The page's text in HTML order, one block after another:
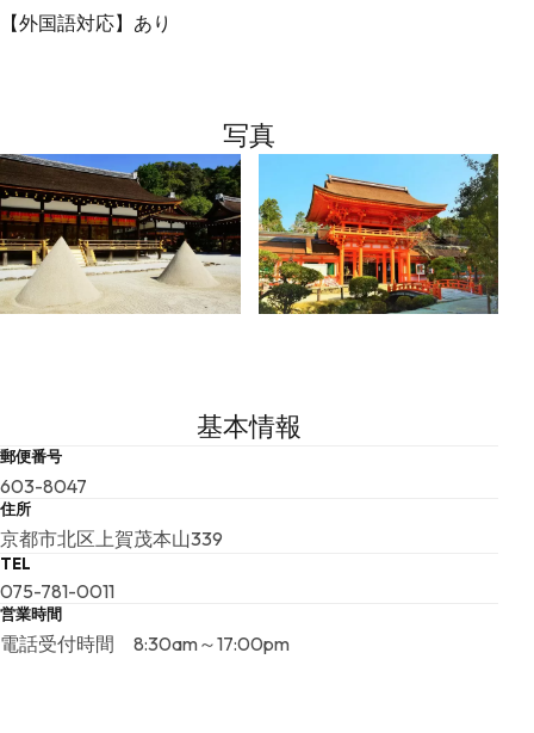
【外国語対応】あり
写真
基本情報
郵便番号
603-8047
住所
京都市北区上賀茂本山339
TEL
075-781-0011
営業時間
電話受付時間 8:30am～17:00pm